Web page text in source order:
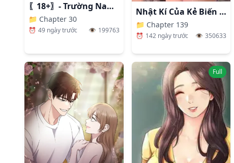
〖18+〗- Trường Nam Sinh
📁 Chapter 30
⏰ 49 ngày trước 👁️ 199763
Nhật Kí Của Kẻ Biến Thái
📁 Chapter 139
⏰ 142 ngày trước 👁️ 350633
Full